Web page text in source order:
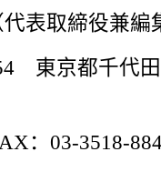
取締役兼編
都千代田
：03-3518-